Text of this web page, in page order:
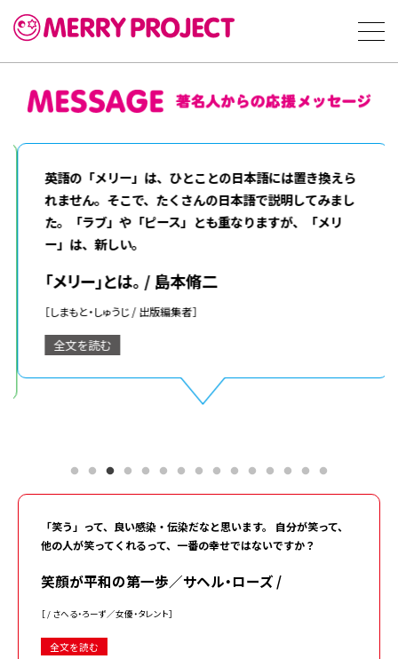
英語の「メリー」は、ひとことの日本語には置き換えら
れません。そこで、たくさんの日本語で説明してみまし
た。「ラブ」や「ピース」とも重なりますが、「メリ
ー」は、新しい。
「メリー」とは。 / 島本脩二
［しまもと・しゅうじ / 出版編集者］
全文を読む
「笑う」って、良い感染・伝染だなと思います。 自分が笑って、
他の人が笑ってくれるって、一番の幸せではないですか？
笑顔が平和の第一歩／サヘル・ローズ /
［ / さへる・ろーず／女優・タレント］
全文を読む